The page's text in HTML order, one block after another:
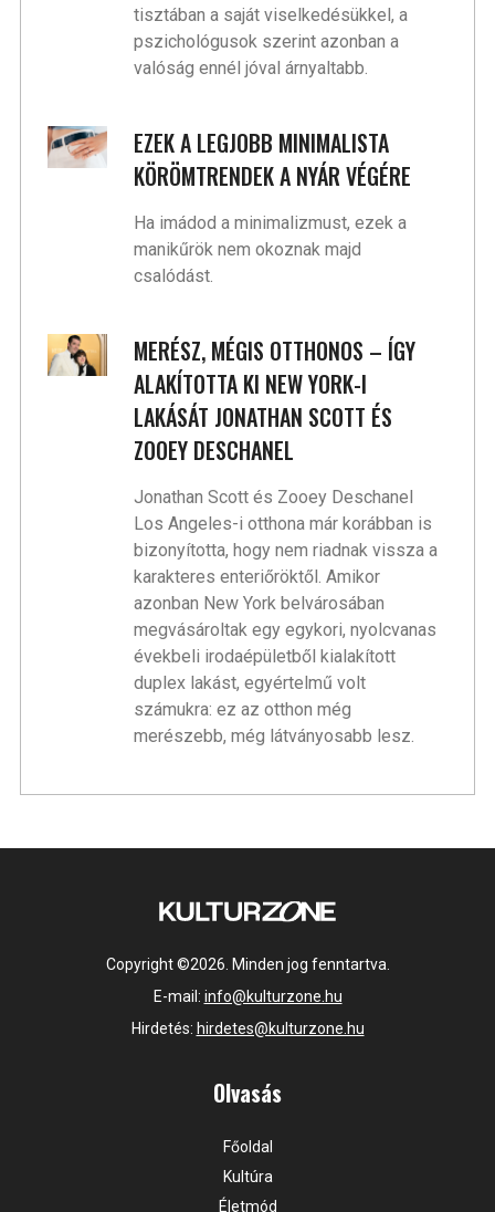
tisztában a saját viselkedésükkel, a
pszichológusok szerint azonban a
valóság ennél jóval árnyaltabb.
EZEK A LEGJOBB MINIMALISTA
KÖRÖMTRENDEK A NYÁR VÉGÉRE
Ha imádod a minimalizmust, ezek a
manikűrök nem okoznak majd
csalódást.
MERÉSZ, MÉGIS OTTHONOS – ÍGY
ALAKÍTOTTA KI NEW YORK-I
LAKÁSÁT JONATHAN SCOTT ÉS
ZOOEY DESCHANEL
Jonathan Scott és Zooey Deschanel
Los Angeles-i otthona már korábban is
bizonyította, hogy nem riadnak vissza a
karakteres enteriőröktől. Amikor
azonban New York belvárosában
megvásároltak egy egykori, nyolcvanas
évekbeli irodaépületből kialakított
duplex lakást, egyértelmű volt
számukra: ez az otthon még
merészebb, még látványosabb lesz.
Copyright ©2026. Minden jog fenntartva.
E-mail: info@kulturzone.hu
Hirdetés: hirdetes@kulturzone.hu
Olvasás
Főoldal
Kultúra
Életmód